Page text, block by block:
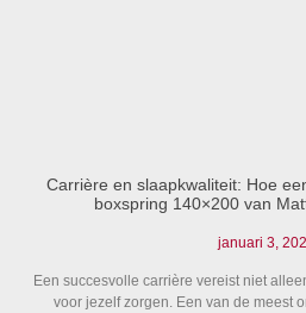
Carrière en slaapkwaliteit: Hoe
boxspring 140×200 van
januari 3,
Een succesvolle carrière vereist niet
voor jezelf zorgen. Een van de meest